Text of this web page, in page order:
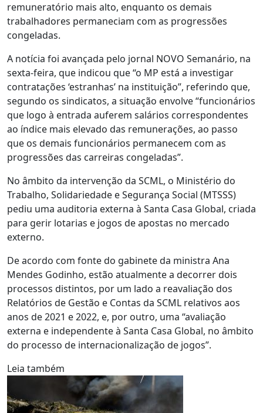
remuneratório mais alto, enquanto os demais
trabalhadores permaneciam com as progressões
congeladas.
A notícia foi avançada pelo jornal NOVO Semanário, na
sexta-feira, que indicou que “o MP está a investigar
contratações ‘estranhas’ na instituição”, referindo que,
segundo os sindicatos, a situação envolve “funcionários
que logo à entrada auferem salários correspondentes
ao índice mais elevado das remunerações, ao passo
que os demais funcionários permanecem com as
progressões das carreiras congeladas”.
No âmbito da intervenção da SCML, o Ministério do
Trabalho, Solidariedade e Segurança Social (MTSSS)
pediu uma auditoria externa à Santa Casa Global, criada
para gerir lotarias e jogos de apostas no mercado
externo.
De acordo com fonte do gabinete da ministra Ana
Mendes Godinho, estão atualmente a decorrer dois
processos distintos, por um lado a reavaliação dos
Relatórios de Gestão e Contas da SCML relativos aos
anos de 2021 e 2022, e, por outro, uma “avaliação
externa e independente à Santa Casa Global, no âmbito
do processo de internacionalização de jogos”.
Leia também